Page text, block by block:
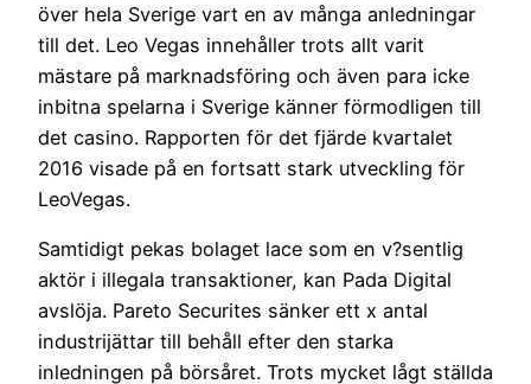
över hela Sverige vart en av många anledningar
till det. Leo Vegas innehåller trots allt varit
mästare på marknadsföring och även para icke
inbitna spelarna i Sverige känner förmodligen till
det casino. Rapporten för det fjärde kvartalet
2016 visade på en fortsatt stark utveckling för
LeoVegas.
Samtidigt pekas bolaget lace som en v?sentlig
aktör i illegala transaktioner, kan Pada Digital
avslöja. Pareto Securites sänker ett x antal
industrijättar till behåll efter den starka
inledningen på börsåret. Trots mycket lågt ställda